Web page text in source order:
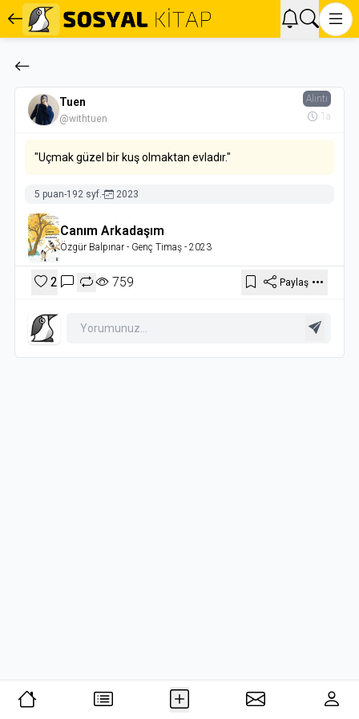
Tuen
@withtuen
Alıntı
1a
"Uçmak güzel bir kuş olmaktan evladır."
5 puan-192 syf.- 2023
Canım Arkadaşım
Özgür Balpınar- Genç Timaş- 2023
2 759 Paylaş